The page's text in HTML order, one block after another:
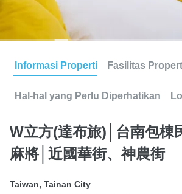
Informasi Properti Fasilitas
Hal-hal yang Perlu Diperhatikan
W立方(達布旅)│台南包棟
麻將│近國華街、神農街
Taiwan, Tainan City